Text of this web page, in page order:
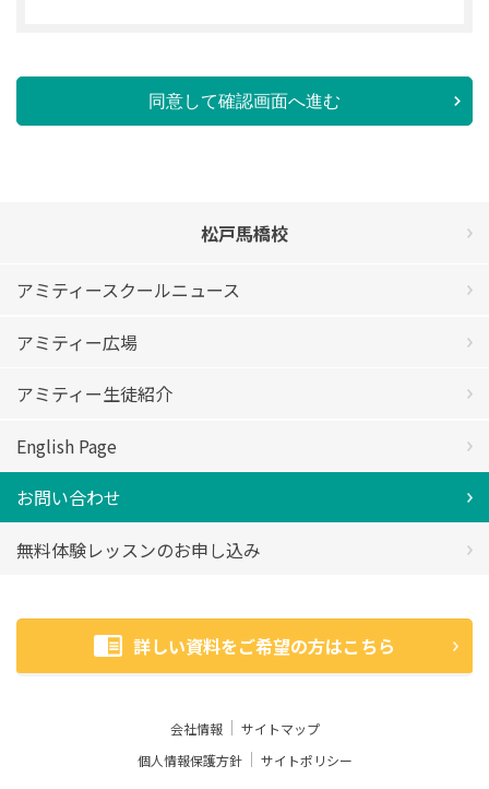
同意して確認画面へ進む
松戸馬橋校
アミティースクールニュース
アミティー広場
アミティー生徒紹介
English Page
お問い合わせ
無料体験レッスンのお申し込み
詳しい資料をご希望の方はこちら
会社情報
サイトマップ
個人情報保護方針
サイトポリシー